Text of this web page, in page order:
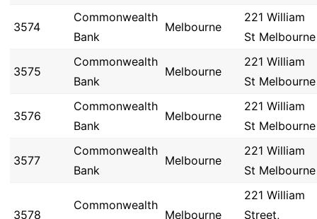
3574
Commonwealth
Bank
Melbourne
221 William
St Melbourne
3575
Commonwealth
Bank
Melbourne
221 William
St Melbourne
3576
Commonwealth
Bank
Melbourne
221 William
St Melbourne
3577
Commonwealth
Bank
Melbourne
221 William
St Melbourne
3578
Commonwealth
Melbourne
221 William
Street,